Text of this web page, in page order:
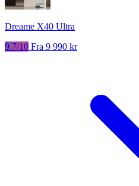
Dreame X40 Ultra
9.7/10 Fra 9 990 kr